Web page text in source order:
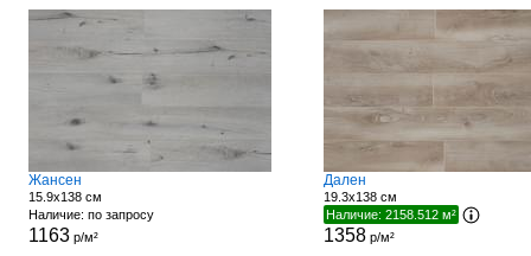
Жансен
15.9x138 см
Наличие: по запросу
1163р/м²
Дален
19.3x138 см
Наличие: 2158.512 м²
1358р/м²